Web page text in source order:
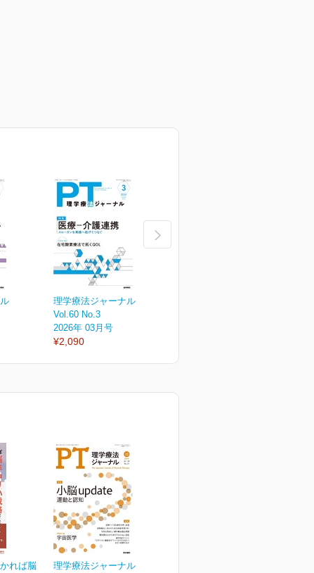
ル
理学療法ジャーナル
Vol.60 No.3
2026年 03月号
¥2,090
れば脳
理学療法ジャーナル